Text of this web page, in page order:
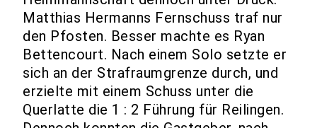
Matthias Hermanns Fernschuss traf nur
den Pfosten. Besser machte es Ryan
Bettencourt. Nach einem Solo setzte er
sich an der Strafraumgrenze durch, und
erzielte mit einem Schuss unter die
Querlatte die 1 : 2 Führung für Reilingen.